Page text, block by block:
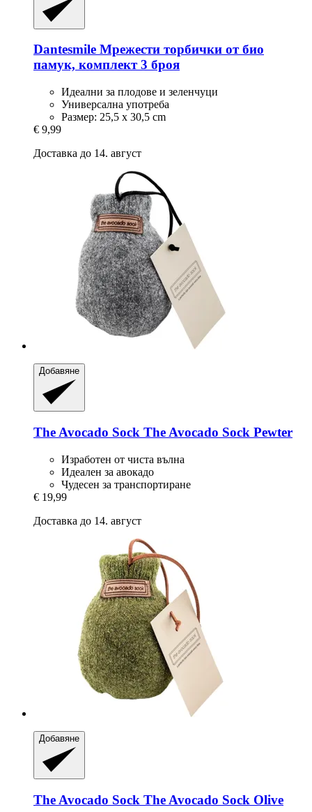
Dantesmile Мрежести торбички от био
памук, комплект 3 броя
Идеални за плодове и зеленчуци
Универсална употреба
Размер: 25,5 x 30,5 cm
€ 9,99
Доставка до 14. август
Добавяне
The Avocado Sock The Avocado Sock Pewter
Изработен от чиста вълна
Идеален за авокадо
Чудесен за транспортиране
€ 19,99
Доставка до 14. август
Добавяне
The Avocado Sock The Avocado Sock Olive